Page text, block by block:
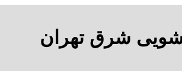
شرق تهران